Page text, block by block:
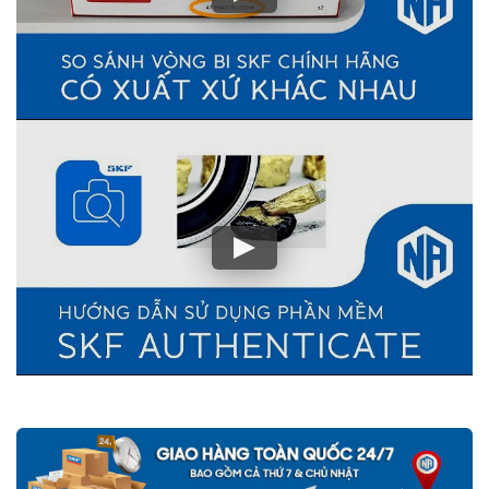
500 lần giá trị đơn hàngnếu Khách hàng phát hiện ra hàng giả,
hàng nhái SKF từ hệ thống của NGOCANH.COM
Vòng bi bạc đạn SKF do NGOCANH.COM phân phối đều được
do SKF Việt Nam xác nhận. Nên khách hàng hoàn toàn yên tâm
về chất lượng và nguồn gốc sản phẩm SKF chính hãng.